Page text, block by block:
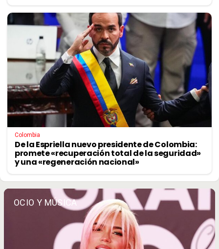
Colombia
De la Espriella nuevo presidente de Colombia:
promete «recuperación total de la seguridad»
y una «regeneración nacional»
OCIO Y MÚSICA